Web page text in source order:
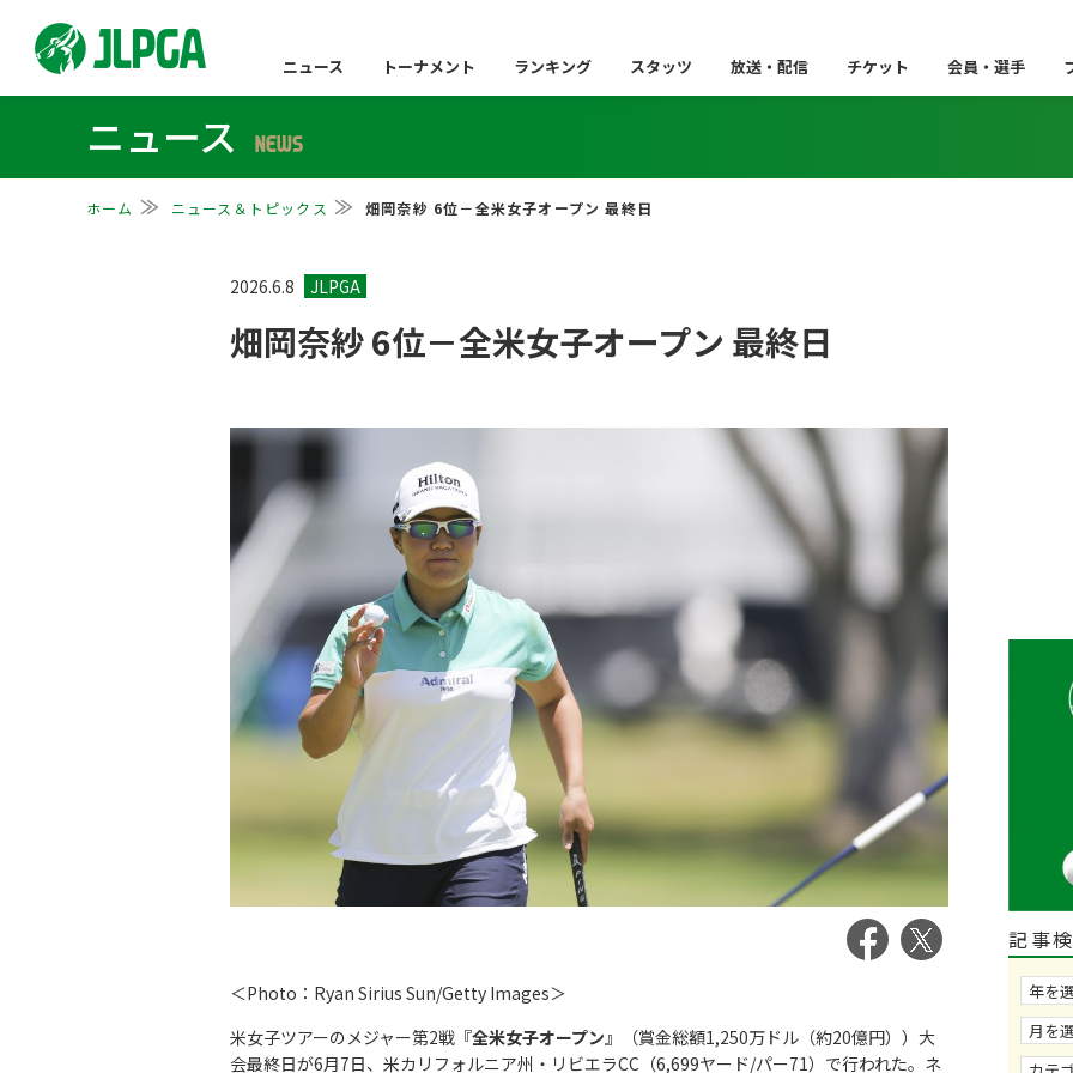
ニュース トーナメント ランキング スタッツ 放送・配信 チケット 会員・選手
ニュース NEWS
ホーム ニュース＆トピックス 畑岡奈紗 6位－全米女子オープン 最終日
2026.6.8
畑岡奈紗 6位－全米女子オープン 最終日
＜Photo：Ryan Sirius Sun/Getty Images＞
米女子ツアーのメジャー第2戦『全米女子オープン』（賞金総額1,250万ドル（約20億円））大
会最終日が6月7日、米カリフォルニア州・リビエラCC（6,699ヤード/パー71）で行われた。ネ
記事